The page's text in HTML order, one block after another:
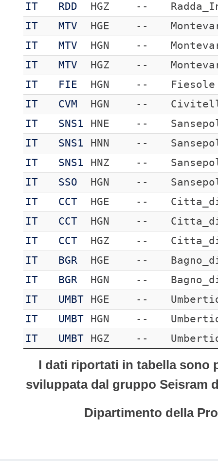
IT
RDD HGZ --
IT
MTV HGE --
IT
MTV HGN --
IT
MTV HGZ --
IT
FIE HGN --
Fiesole
IT
CVM HGN --
IT
SNS1 HNE --
IT
SNS1 HNN --
IT
SNS1 HNZ --
IT
SSO HGN --
IT
CCT HGE --
IT
CCT HGN --
IT
CCT HGZ --
IT
BGR HGE --
IT
BGR HGN --
IT
UMBT HGE --
IT
UMBT HGN --
IT
UMBT HGZ --
I dati riportati in tabella sono
sviluppata dal gruppo Seisram
Dipartimento della